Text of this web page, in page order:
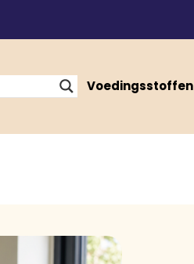
Voedingsstoffen